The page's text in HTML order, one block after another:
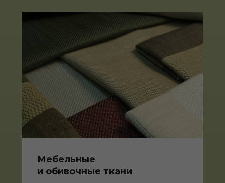
Мебельные
и обивочные ткани